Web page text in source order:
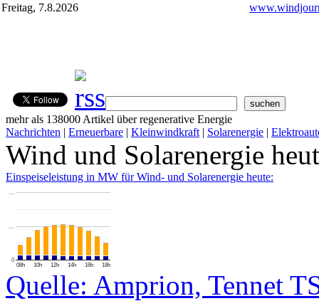
Freitag, 7.8.2026
mehr als 138000 Artikel über regenerative Energie
Nachrichten | Erneuerbare | Kleinwindkraft | Solarenergie |
Wind und Solarenergie
Einspeiseleistung in MW für Wind- und Solarenergie heute:
08h 10h 12h 14h 16h 18h
0
…
…
Quelle: Amprion, Tennet